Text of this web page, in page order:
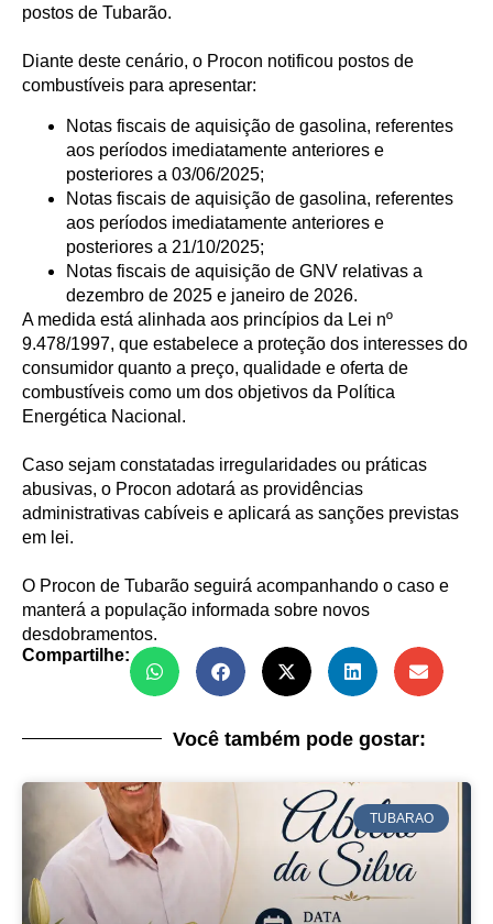
postos de Tubarão.
Diante deste cenário, o Procon notificou postos de
combustíveis para apresentar:
Notas fiscais de aquisição de gasolina, referentes
aos períodos imediatamente anteriores e
posteriores a 03/06/2025;
Notas fiscais de aquisição de gasolina, referentes
aos períodos imediatamente anteriores e
posteriores a 21/10/2025;
Notas fiscais de aquisição de GNV relativas a
dezembro de 2025 e janeiro de 2026.
A medida está alinhada aos princípios da Lei nº
9.478/1997, que estabelece a proteção dos interesses do
consumidor quanto a preço, qualidade e oferta de
combustíveis como um dos objetivos da Política
Energética Nacional.
Caso sejam constatadas irregularidades ou práticas
abusivas, o Procon adotará as providências
administrativas cabíveis e aplicará as sanções previstas
em lei.
O Procon de Tubarão seguirá acompanhando o caso e
manterá a população informada sobre novos
desdobramentos.
Compartilhe:
Você também pode gostar:
TUBARAO